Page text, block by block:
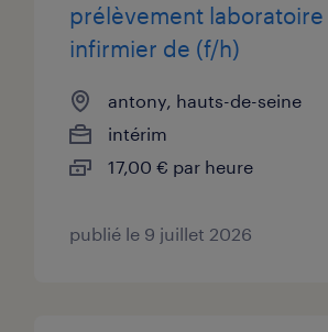
prélèvement laboratoire
infirmier de (f/h)
antony, hauts-de-seine
intérim
17,00 € par heure
publié le 9 juillet 2026